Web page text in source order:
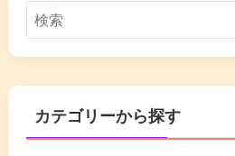
カテゴリーから探す